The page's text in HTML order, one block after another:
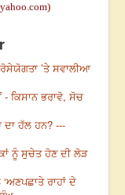
)
’ਤੇ ਸਵਾਲੀਆ
ਕਿਸਾਨ ਭਰਾਵੋ, ਸੋਚ
ਹੱਲ ਹਨ? ---
ਨੂੰ ਸੁਚੇਤ ਹੋਣ ਦੀ ਲੋੜ
ਰਾਹਾਂ ਦੇ